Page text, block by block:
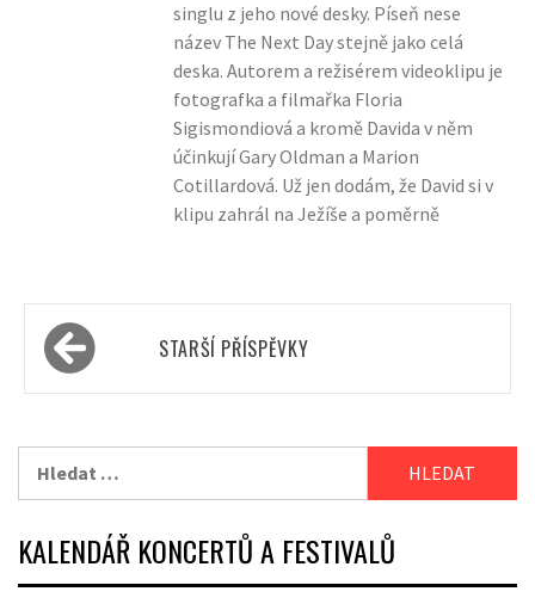
singlu z jeho nové desky. Píseň nese
název The Next Day stejně jako celá
deska. Autorem a režisérem videoklipu je
fotografka a filmařka Floria
Sigismondiová a kromě Davida v něm
účinkují Gary Oldman a Marion
Cotillardová. Už jen dodám, že David si v
klipu zahrál na Ježíše a poměrně
Navigace
pro STARŠÍ PŘÍSPĚVKY
KALENDÁŘ KONCERTŮ A FESTIVALŮ